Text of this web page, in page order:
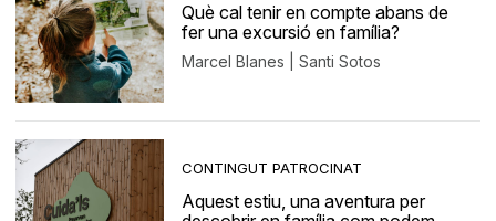
Què cal tenir en compte abans de
fer una excursió en família?
Marcel Blanes | Santi Sotos
CONTINGUT PATROCINAT
Aquest estiu, una aventura per